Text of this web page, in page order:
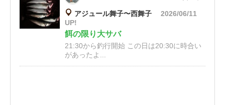
アジュール舞子〜西舞子
2026/06/11
UP!
餌の限り大サバ
21:30から釣行開始 この日は20:30に時合い
があったよ...